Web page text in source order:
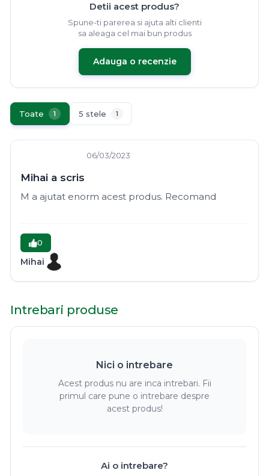
Detii acest produs?
Spune-ti parerea si ajuta alti clienti
sa aleaga cel mai bun produs
Adauga o recenzie
Toate 1 5 stele 1
06/03/2023
Mihai a scris
M a ajutat enorm acest produs. Recomand
0
Mihai
Intrebari produse
Nici o intrebare
Acest produs nu are inca intrebari. Fii
primul care pune o intrebare despre
acest produs!
Ai o intrebare?